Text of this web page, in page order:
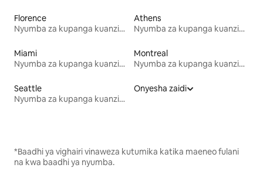
Florence
Nyumba za kupanga kuanzia mwezi mmoja
Athens
Nyumba za kupanga kuanzia mwezi mmoja
Miami
Nyumba za kupanga kuanzia mwezi mmoja
Montreal
Nyumba za kupanga kuanzia mwezi mmoja
Seattle
Nyumba za kupanga kuanzia mwezi mmoja
Onyesha zaidi
*Baadhi ya vighairi vinaweza kutumika katika maeneo fulani
na kwa baadhi ya nyumba.